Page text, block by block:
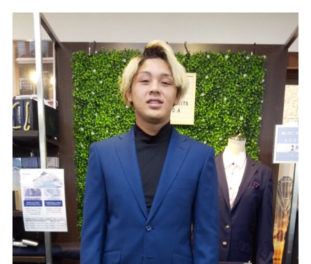
の
公
式
Youtube
の
公
式
Facebook
の
公
式
Twitter
の
公
式
Instagram
公
式
LINE